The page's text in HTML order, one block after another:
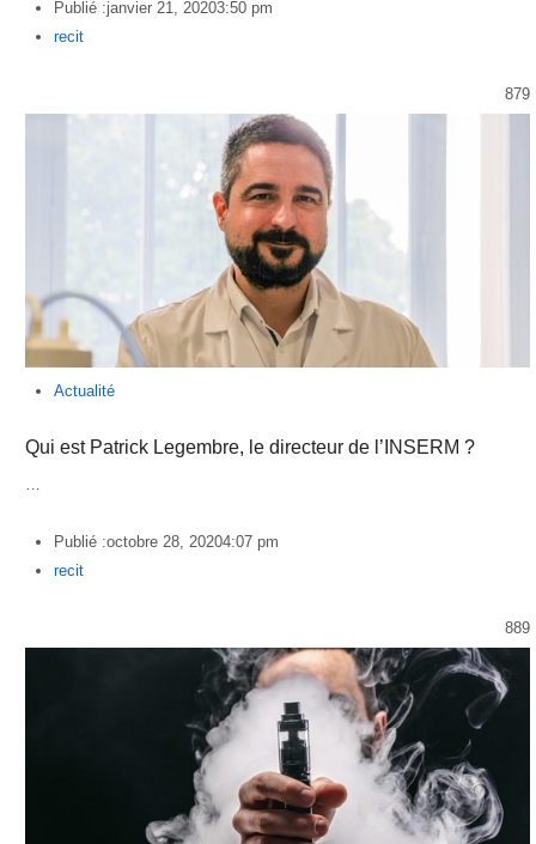
Publié :janvier 21, 20203:50 pm
Author
recit
879
Actualité
Qui est Patrick Legembre, le directeur de l’INSERM ?
Publié :octobre 28, 20204:07 pm
Author
recit
889